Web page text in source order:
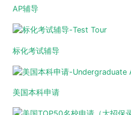
AP辅导
标化考试辅导
美国本科申请